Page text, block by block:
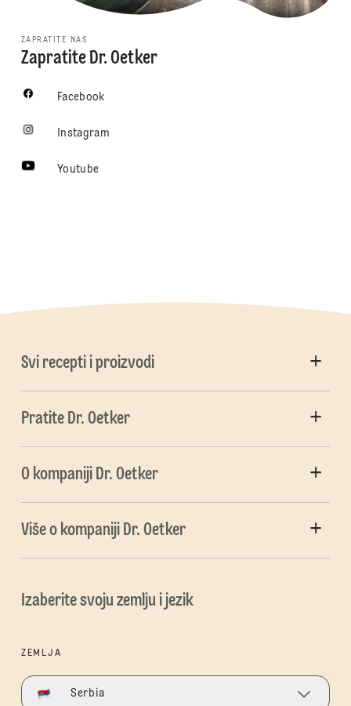
ZAPRATITE NAS
Zapratite Dr. Oetker
Facebook
Instagram
Youtube
Svi recepti i proizvodi
Pratite Dr. Oetker
O kompaniji Dr. Oetker
Više o kompaniji Dr. Oetker
Izaberite svoju zemlju i jezik
ZEMLJA
Serbia